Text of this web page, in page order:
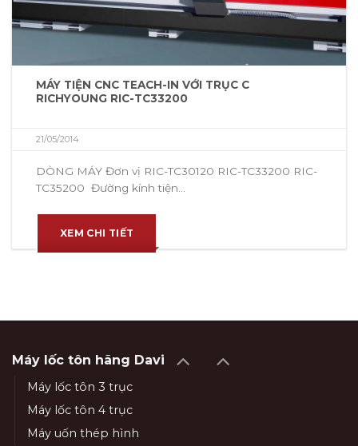
MÁY TIỆN CNC TEACH-IN VỚI TRỤC C
RICHYOUNG RIC-TC33200
21/05/2014
DÒNG MÁY Đơn vị RIC-TC30120 RIC-TC33200 RIC-
TC35200 Đường kính tiện...
XEM CHI TIẾT
Máy lốc tôn hãng Davi
Máy lốc tôn 3 trục
Máy lốc tôn 4 trục
Máy uốn thép hình